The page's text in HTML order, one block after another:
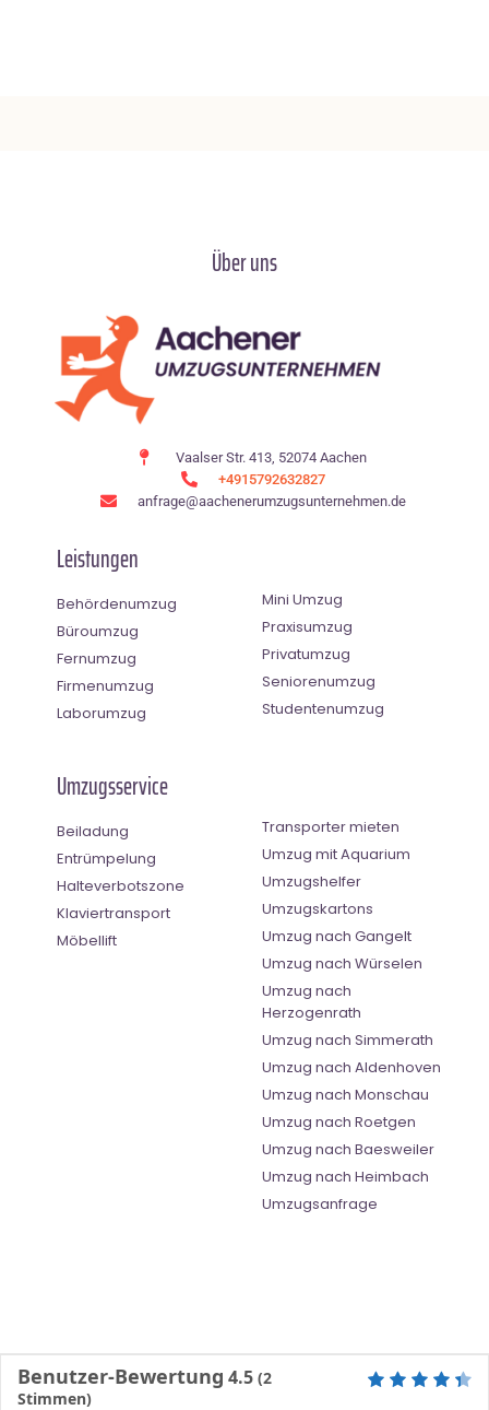
Über uns
Vaalser Str. 413, 52074 Aachen
+4915792632827
anfrage@aachenerumzugsunternehmen.de
Leistungen
Behördenumzug
Büroumzug
Fernumzug
Firmenumzug
Laborumzug
Mini Umzug
Praxisumzug
Privatumzug
Seniorenumzug
Studentenumzug
Umzugsservice
Beiladung
Entrümpelung
Halteverbotszone
Klaviertransport
Möbellift
Transporter mieten
Umzug mit Aquarium
Umzugshelfer
Umzugskartons
Umzug nach Gangelt
Umzug nach Würselen
Umzug nach
Herzogenrath
Umzug nach Simmerath
Umzug nach Aldenhoven
Umzug nach Monschau
Umzug nach Roetgen
Umzug nach Baesweiler
Umzug nach Heimbach
Umzugsanfrage
Benutzer-Bewertung 4.5 (2
Stimmen)